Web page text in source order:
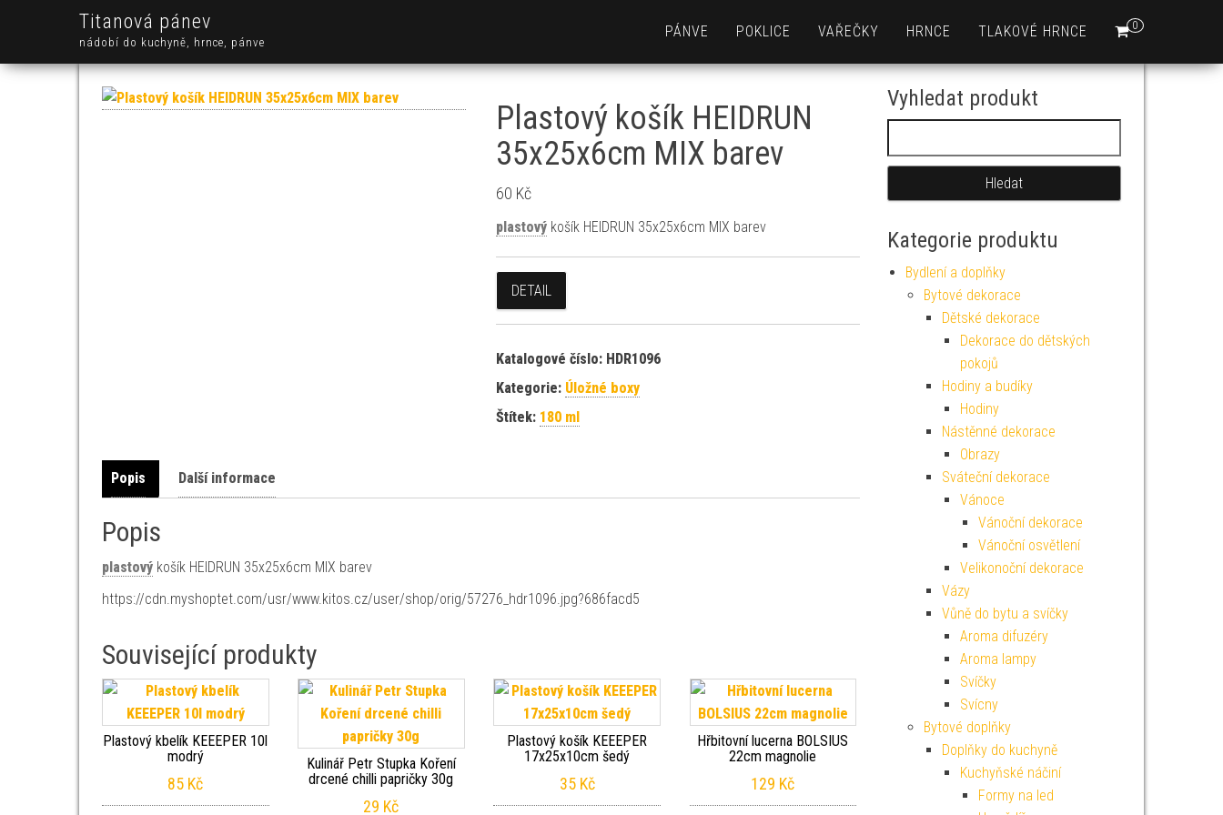
Titanová pánev
nádobí do kuchyně, hrnce, pánve
0
PÁNVE POKLICE VAŘEČKY HRNCE TLAKOVÉ HRNCE
Plastový košík HEIDRUN
35x25x6cm MIX barev
60 Kč
plastovýkošík HEIDRUN 35x25x6cm MIX barev
DETAIL
Katalogové číslo: HDR1096
Kategorie: Úložné boxy
Štítek: 180 ml
Popis Další informace
Popis
plastový košík HEIDRUN 35x25x6cm MIX barev
https://cdn.myshoptet.com/usr/www.kitos.cz/user/shop/orig/57276_hdr1096.jpg?686facd5
Související produkty
Plastový kbelík KEEEPER 10l
modrý
85 Kč
Kulinář Petr Stupka Koření
drcené chilli papričky 30g
29 Kč
Plastový košík KEEEPER
17x25x10cm šedý
35 Kč
Hřbitovní lucerna BOLSIUS
22cm magnolie
129 Kč
Vyhledat produkt
Kategorie produktu
Bydlení a doplňky
Bytové dekorace
Dětské dekorace
Dekorace do dětských
pokojů
Hodiny a budíky
Hodiny
Nástěnné dekorace
Obrazy
Sváteční dekorace
Vánoce
Vánoční dekorace
Vánoční osvětlení
Velikonoční dekorace
Vázy
Vůně do bytu a svíčky
Aroma difuzéry
Aroma lampy
Svíčky
Svícny
Bytové doplňky
Doplňky do kuchyně
Kuchyňské náčiní
Formy na led